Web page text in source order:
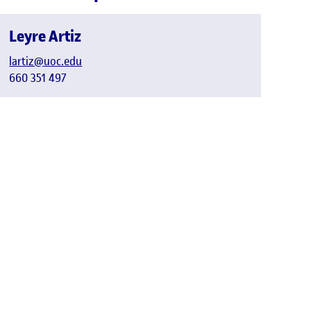
Leyre Artiz
lartiz@uoc.edu
660 351 497